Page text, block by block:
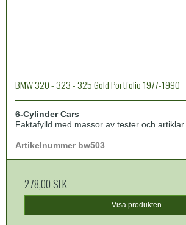
BMW 320 - 323 - 325 Gold Portfolio 1977-1990
6-Cylinder Cars
Faktafylld med massor av tester och artiklar.
Artikelnummer bw503
278,00 SEK
Visa produkten